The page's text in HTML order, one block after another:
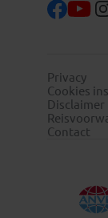
Reizigers die
Belgische
met de
te regelen.
Privacy
Cookies
Disclaimer
Contact